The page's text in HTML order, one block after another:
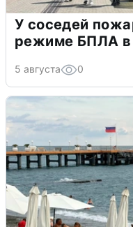
У соседей
режиме БПЛА в
5 августа 0